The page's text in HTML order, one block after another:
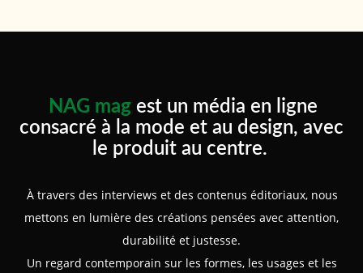
NAG mag est un média en ligne
consacré à la mode et au design, avec
le produit au centre.
À travers des interviews et des contenus éditoriaux, nous
mettons en lumière des créations pensées avec attention,
durabilité et justesse.
Un regard contemporain sur les formes, les usages et les